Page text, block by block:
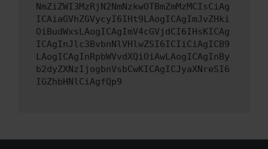
NmZiZWI3MzRjN2NmNzkwOTBmZmMzMCIsCiAg
ICAiaGVhZGVycyI6IHt9LAogICAgImJvZHki
OiBudWxsLAogICAgImV4cGVjdCI6IHsKICAg
ICAgInJlc3BvbnNlVHlwZSI6ICIiCiAgICB9
LAogICAgInRpbWVvdXQiOiAwLAogICAgInBy
b2dyZXNzIjogbnVsbCwKICAgICJyaXNreSI6
IGZhbHNlCiAgfQp9